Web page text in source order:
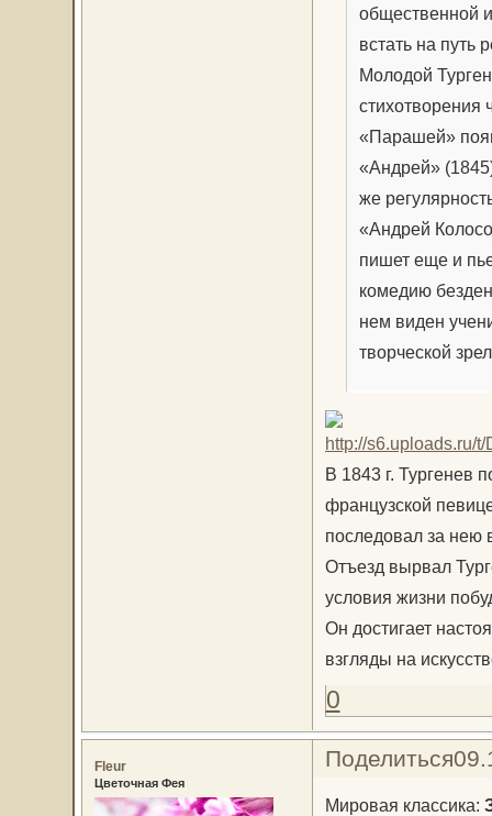
общественной
встать на путь
Молодой
стихотворения
«Парашей»
«Андрей»
же
«Андрей
пишет еще и
комедию
нем виден
творческой
В 1843 г. Тургенев
французской
последовал за нею
Отъезд вырвал
условия жизни
Он достигает
взгляды на
0
Поделиться
Fleur
Цветочная Фея
Мировая классика: